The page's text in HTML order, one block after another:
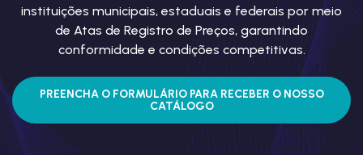
instituições municipais, estaduais e federais por meio
de Atas de Registro de Preços, garantindo
conformidade e condições competitivas.
PREENCHA O FORMULÁRIO PARA RECEBER O NOSSO
CATÁLOGO